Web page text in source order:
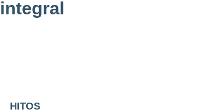
integral
HITOS